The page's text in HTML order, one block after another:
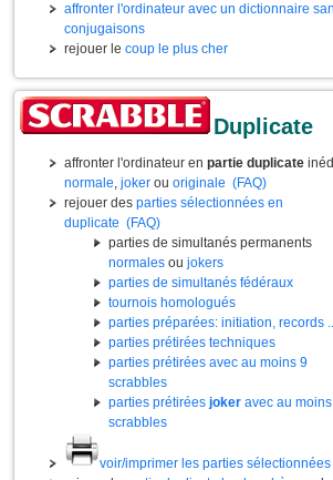
affronter l'ordinateur avec un dictionnaire
conjugaisons
rejouer le coup le plus cher
Duplicate
affronter l'ordinateur en partie duplicate
normale, joker ou originale (FAQ)
rejouer des parties sélectionnées en
duplicate (FAQ)
parties de simultanés permanents
normales ou jokers
parties de simultanés fédéraux
tournois homologués
parties préparées: initiation, records
parties prétirées techniques
parties prétirées avec au moins 9
scrabbles
parties prétirées joker avec au moins
scrabbles
voir/imprimer les parties sélectionnées